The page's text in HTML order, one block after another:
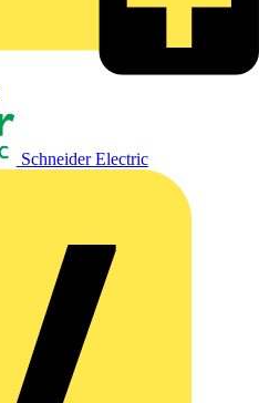
Schneider Electric